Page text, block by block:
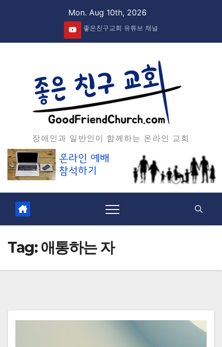
Mon. Aug 10th, 2026
좋은친구교회 유튜브 채널
장애인과 일반인이 함께하는 온라인 교회
Tag:애통하는 자